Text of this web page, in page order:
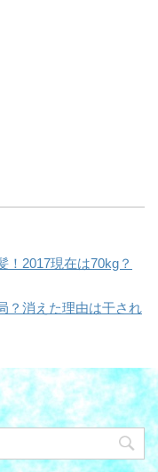
！2017現在は70kg？
？消えた理由は干され